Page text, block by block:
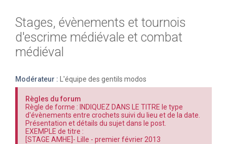
h
Stages, évènements et tournois
d'escrime médiévale et combat
médiéval
Modérateur : L'équipe des gentils modos
Règles du forum
Règle de forme : INDIQUEZ DANS LE TITRE le type
d'évènements entre crochets suivi du lieu et de la date.
Présentation et détails du sujet dans le post.
EXEMPLE de titre :
[STAGE AMHE]- Lille - premier février 2013